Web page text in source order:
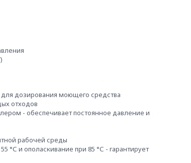
дозирования моющего средства
отходов
- обеспечивает постоянное давление и
рабочей среды
°С и ополаскивание при 85 °С - гарантирует